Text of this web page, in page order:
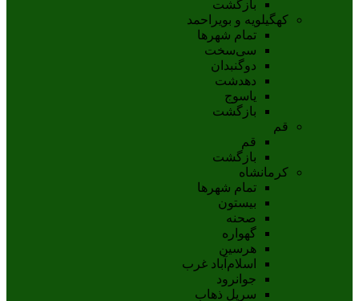
بازگشت
کهگیلویه و بویراحمد
تمام شهر‌ها
سی‌سخت
دوگنبدان
دهدشت
ياسوج
بازگشت
قم
قم
بازگشت
کرمانشاه
تمام شهر‌ها
بیستون
صحنه
گهواره
هرسین
اسلام‌‌آباد غرب
جوانرود
سرپل ذهاب